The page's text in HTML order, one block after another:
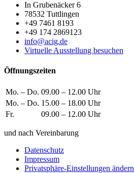
In Grubenäcker 6
78532 Tuttlingen
+49 7461 8193
+49 174 2869123
info@acig.de
Virtuelle Ausstellung besuchen
Öffnungszeiten
Mo. – Do. 09.00 – 12.00 Uhr
Mo. – Do. 15.00 – 18.00 Uhr
Fr.
09.00 – 12.00 Uhr
und nach Vereinbarung
Datenschutz
Impressum
Privatsphäre-Einstellungen ändern